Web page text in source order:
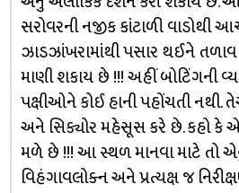
સરોવરની નજીક કાંટાળી વાડોથી
ઝાડઝાંખરામાંથી પસાર થઈને
માણી શકાય છે !!! અહીં બોટિંગની
પક્ષીઓને કોઈ હાની પહોંચતી નથી.
અને સિક્યોર મહેસૂસ કરે છે. કહો કે
મળે છે !!! આ સ્થળ માનવા માટે તો
વિહંગાવલોક્ન અને પ્રત્યક્ષ જ